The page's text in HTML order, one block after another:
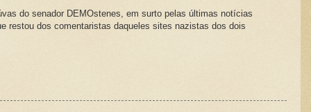
do senador DEMOstenes, em surto pelas últimas notícias
restou dos comentaristas daqueles sites nazistas dos dois